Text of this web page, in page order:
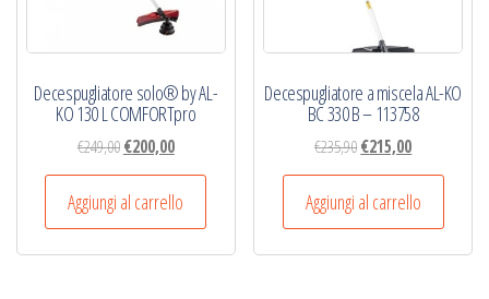
Decespugliatore solo® by AL-
KO 130 L COMFORTpro
€249,00Il
prezzo
originale
era:
€249,00.
€200,00Il
prezzo
attuale
è:
€200,00.
Aggiungi al carrello
Decespugliatore a miscela AL-KO
BC 330 B – 113758
€235,90Il
prezzo
originale
era:
€235,90.
€215,00Il
prezzo
attuale
è:
€215,00.
Aggiungi al carrello